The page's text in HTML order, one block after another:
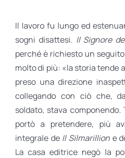
Il lavoro fu lungo ed
sogni disattesi. Il Signore
perché è richiesto un seguito
molto di più: «la storia tende
preso una direzione
collegando con ciò che,
soldato, stava
portò a pretendere, più
integrale de Il Silmarillion e
La casa editrice negò la